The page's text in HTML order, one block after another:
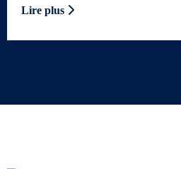
Lire plus